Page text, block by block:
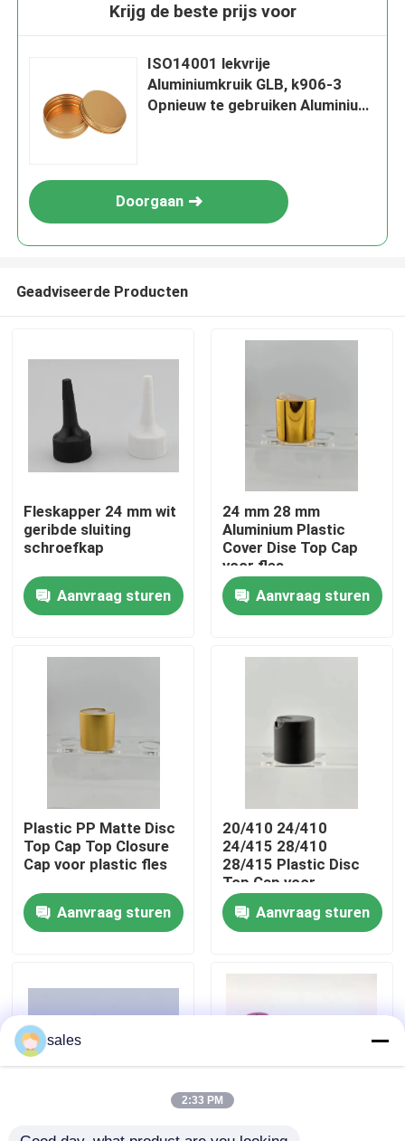
Thuis
Over ons
Krijg de beste prijs voor
ISO14001 lekvrije
Aluminiumkruik GLB, k906-3
Opnieuw te gebruiken Aluminium
Doorgaan
Geadviseerde Producten
Fleskapper 24 mm wit
geribde sluiting
schroefkap
Aanvraag sturen
24 mm 28 mm
Aluminium Plastic
Cover Dise Top Cap
voor fles
Aanvraag sturen
Plastic PP Matte Disc
Top Cap Top Closure
Cap voor plastic fles
Aanvraag sturen
20/410 24/410
24/415 28/410
28/415 Plastic Disc
Top Cap voor
cosmetische fles
Aanvraag sturen
sales
2:33 PM